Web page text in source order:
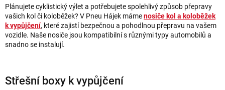
Plánujete cyklistický výlet a potřebujete spolehlivý způsob přepravy
vašich kol či koloběžek? V Pneu Hájek mámenosiče kol a koloběžek
k vypůjčení, které zajistí bezpečnou a pohodlnou přepravu na vašem
vozidle. Naše nosiče jsou kompatibilní s různými typy automobilů a
snadno se instalují.
Střešní boxy k vypůjčení